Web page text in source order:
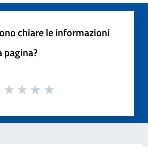
chiare le informazioni
pagina?